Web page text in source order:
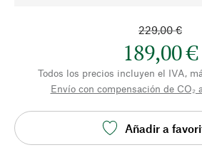
229,00 €
189,00 €
Todos los precios incluyen el IVA,
Envío con compensación de CO₂
Añadir a